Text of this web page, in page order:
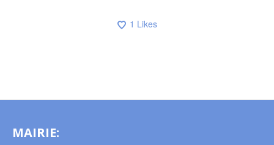
1 Likes
MAIRIE: